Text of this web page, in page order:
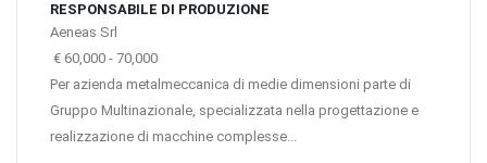
RESPONSABILE DI PRODUZIONE
Aeneas Srl
€ 60,000 - 70,000
Per azienda metalmeccanica di medie dimensioni parte di
Gruppo Multinazionale, specializzata nella progettazione e
realizzazione di macchine complesse...